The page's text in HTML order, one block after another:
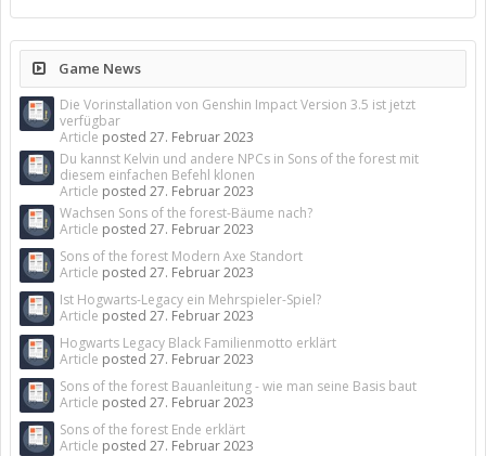
Game News
Die Vorinstallation von Genshin Impact Version 3.5 ist jetzt
verfügbar
Article posted 27. Februar 2023
Du kannst Kelvin und andere NPCs in Sons of the forest mit
diesem einfachen Befehl klonen
Article posted 27. Februar 2023
Wachsen Sons of the forest-Bäume nach?
Article posted 27. Februar 2023
Sons of the forest Modern Axe Standort
Article posted 27. Februar 2023
Ist Hogwarts-Legacy ein Mehrspieler-Spiel?
Article posted 27. Februar 2023
Hogwarts Legacy Black Familienmotto erklärt
Article posted 27. Februar 2023
Sons of the forest Bauanleitung - wie man seine Basis baut
Article posted 27. Februar 2023
Sons of the forest Ende erklärt
Article posted 27. Februar 2023